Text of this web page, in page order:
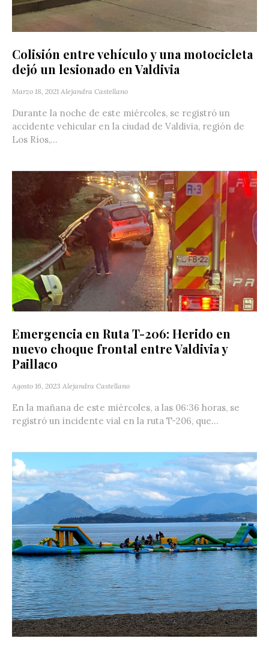
Colisión entre vehículo y una motocicleta
dejó un lesionado en Valdivia
Marzo 18, 2021 Alejandra Castellano
Durante la noche de este miércoles, se registró un
accidente vehicular en la ciudad de Valdivia, región de
Los Ríos,...
Emergencia en Ruta T-206: Herido en
nuevo choque frontal entre Valdivia y
Paillaco
Agosto 16, 2023 Alejandra Castellano
En la mañana de este miércoles, a las 06:36 horas, se
registró un incidente vial en la ruta T-206, que...